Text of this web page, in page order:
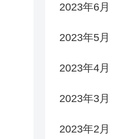
2023年6月
2023年5月
2023年4月
2023年3月
2023年2月